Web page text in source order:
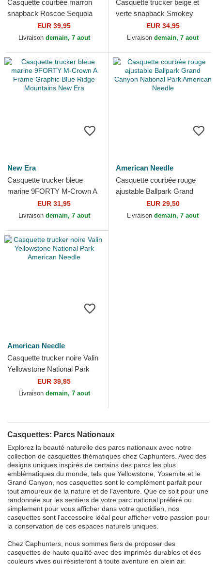
Casquette courbée marron
snapback Roscoe Sequoia
National Park American
Needle
EUR 39,95
Livraison demain, 7 aout
Casquette trucker beige et
verte snapback Smokey
Bear Valin American Needle
EUR 34,95
Livraison demain, 7 aout
New Era
Casquette trucker bleue
marine 9FORTY M-Crown A
Frame Graphic Blue Ridge
Mountains New Era
EUR 31,95
Livraison demain, 7 aout
American Needle
Casquette courbée rouge
ajustable Ballpark Grand
Canyon National Park
American Needle
EUR 29,50
Livraison demain, 7 aout
American Needle
Casquette trucker noire Valin
Yellowstone National Park
American Needle
EUR 39,95
Livraison demain, 7 aout
Casquettes: Parcs Nationaux
Explorez la beauté naturelle des parcs nationaux avec notre
collection de casquettes thématiques chez Caphunters. Avec des
designs uniques inspirés de certains des parcs les plus
emblématiques du monde, tels que Yellowstone, Yosemite et le
Grand Canyon, nos casquettes sont le complément parfait pour
tout amoureux de la nature et de l'aventure. Que ce soit pour une
randonnée sur les sentiers de votre parc national préféré ou
simplement pour vous afficher dans votre quotidien, nos
casquettes sont l'accessoire idéal pour afficher votre passion pour
la conservation de ces espaces naturels uniques.
Chez Caphunters, nous sommes fiers de proposer des
casquettes de haute qualité avec des imprimés durables et des
couleurs vives qui résisteront à toute aventure en plein air.